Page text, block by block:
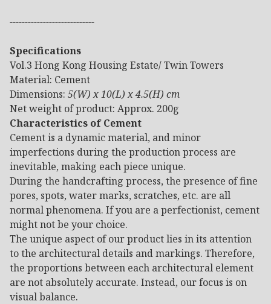
----------------------------
Specifications
Vol.3 Hong Kong Housing Estate/ Twin Towers
Material: Cement
Dimensions: 5(W) x 10(L) x 4.5(H) cm
Net weight of product: Approx. 200g
Characteristics of Cement
Cement is a dynamic material, and minor
imperfections during the production process are
inevitable, making each piece unique.
During the handcrafting process, the presence of fine
pores, spots, water marks, scratches, etc. are all
normal phenomena. If you are a perfectionist, cement
might not be your choice.
The unique aspect of our product lies in its attention
to the architectural details and markings. Therefore,
the proportions between each architectural element
are not absolutely accurate. Instead, our focus is on
visual balance.